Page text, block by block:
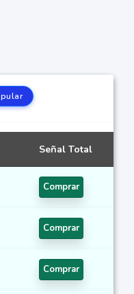
Señal Total
Comprar
Comprar
Comprar